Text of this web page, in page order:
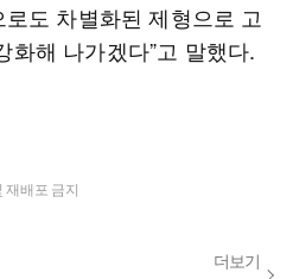
도 차별화된 제형으로 고
화해 나가겠다”고 말했다.
배포 금지
더보기